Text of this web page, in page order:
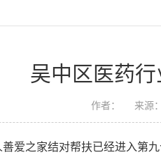
吴中区医药
作者： 来源：
爱之家结对帮扶已经进入第